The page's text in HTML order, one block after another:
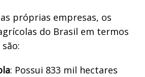
próprias empresas, os
do Brasil em termos
: Possui 833 mil hectares